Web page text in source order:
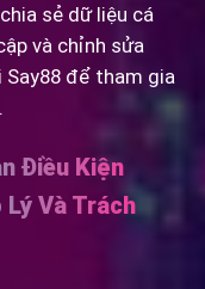
sẻ dữ liệu cá
và chỉnh sửa
để tham gia
Điều Kiện
Lý Và Trách